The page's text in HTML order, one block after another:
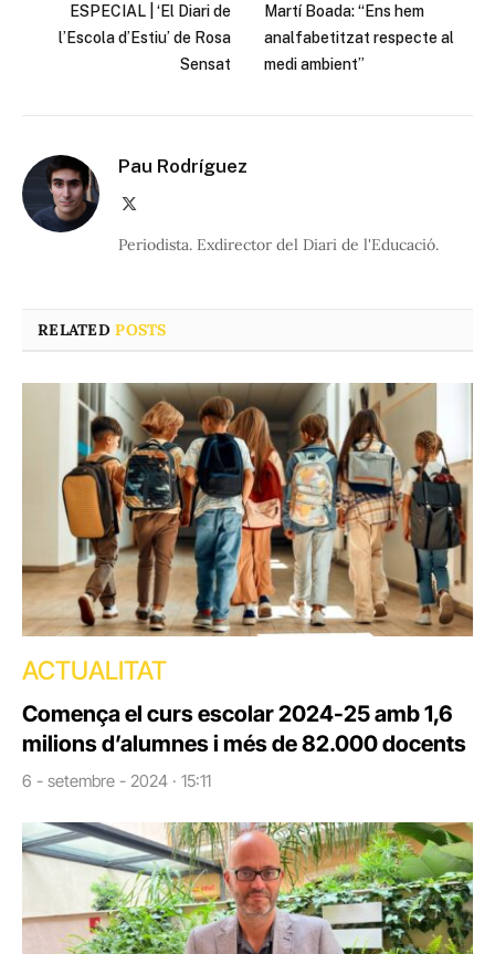
ESPECIAL | ‘El Diari de
l’Escola d’Estiu’ de Rosa
Sensat
Martí Boada: “Ens hem
analfabetitzat respecte al
medi ambient”
Pau Rodríguez
Periodista. Exdirector del Diari de l'Educació.
RELATEDPOSTS
ACTUALITAT
Comença el curs escolar 2024-25 amb 1,6
milions d’alumnes i més de 82.000 docents
6 - setembre - 2024 · 15:11